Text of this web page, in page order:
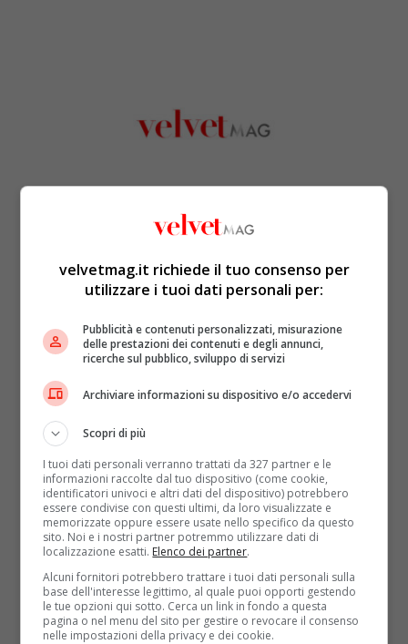
velvetmag.it richiede il tuo consenso per
utilizzare i tuoi dati personali per:
Pubblicità e contenuti personalizzati, misurazione
delle prestazioni dei contenuti e degli annunci,
ricerche sul pubblico, sviluppo di servizi
Archiviare informazioni su dispositivo e/o accedervi
Scopri di più
I tuoi dati personali verranno trattati da 327 partner e le
informazioni raccolte dal tuo dispositivo (come cookie,
identificatori univoci e altri dati del dispositivo) potrebbero
essere condivise con questi ultimi, da loro visualizzate e
memorizzate oppure essere usate nello specifico da questo
sito. Noi e i nostri partner potremmo utilizzare dati di
localizzazione esatti. Elenco dei partner.
Alcuni fornitori potrebbero trattare i tuoi dati personali sulla
base dell'interesse legittimo, al quale puoi opporti gestendo
le tue opzioni qui sotto. Cerca un link in fondo a questa
pagina o nel menu del sito per gestire o revocare il consenso
nelle impostazioni della privacy e dei cookie.